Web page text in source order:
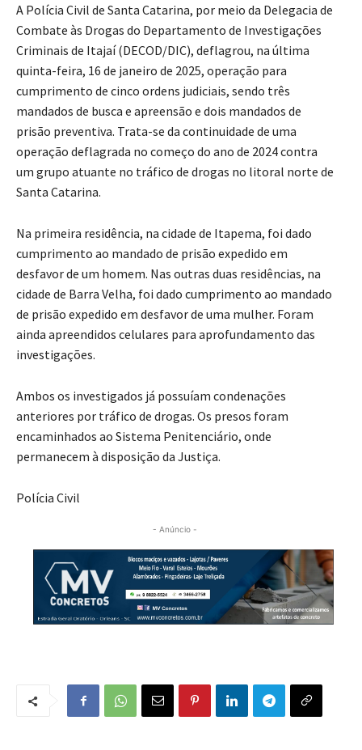
A Polícia Civil de Santa Catarina, por meio da Delegacia de
Combate às Drogas do Departamento de Investigações
Criminais de Itajaí (DECOD/DIC), deflagrou, na última
quinta-feira, 16 de janeiro de 2025, operação para
cumprimento de cinco ordens judiciais, sendo três
mandados de busca e apreensão e dois mandados de
prisão preventiva. Trata-se da continuidade de uma
operação deflagrada no começo do ano de 2024 contra
um grupo atuante no tráfico de drogas no litoral norte de
Santa Catarina.
Na primeira residência, na cidade de Itapema, foi dado
cumprimento ao mandado de prisão expedido em
desfavor de um homem. Nas outras duas residências, na
cidade de Barra Velha, foi dado cumprimento ao mandado
de prisão expedido em desfavor de uma mulher. Foram
ainda apreendidos celulares para aprofundamento das
investigações.
Ambos os investigados já possuíam condenações
anteriores por tráfico de drogas. Os presos foram
encaminhados ao Sistema Penitenciário, onde
permanecem à disposição da Justiça.
Polícia Civil
- Anúncio -